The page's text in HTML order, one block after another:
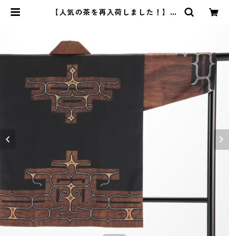
【人気の茶を再入荷しました！】ア